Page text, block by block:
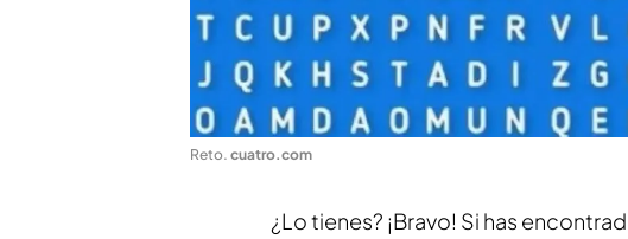
Reto. cuatro.com
¿Lo tienes? ¡Bravo! Si has